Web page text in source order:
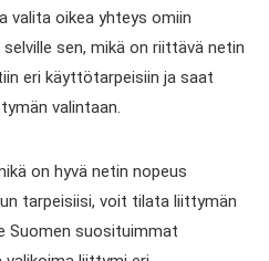
valita oikea yhteys omiin
sen, mikä on riittävä netin
eri käyttötarpeisiin ja saat
valintaan.
on hyvä netin nopeus
tarpeisiisi, voit tilata liittymän
Suomen suosituimmat